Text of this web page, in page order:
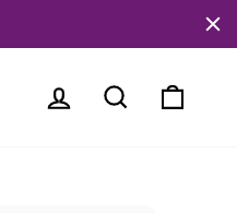
Prisijungti Paieška